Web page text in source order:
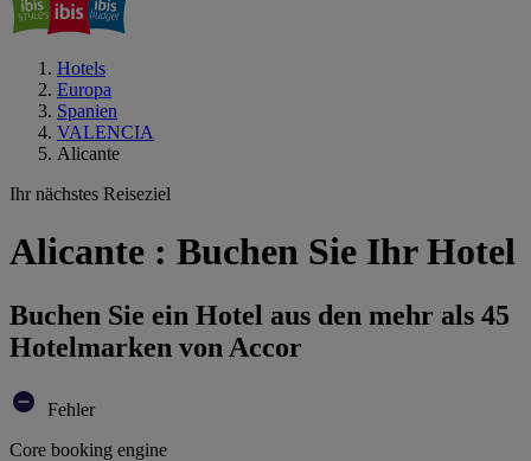
Hotels
Europa
Spanien
VALENCIA
Alicante
Ihr nächstes Reiseziel
Alicante : Buchen Sie Ihr Hotel
Buchen Sie ein Hotel aus den mehr als 45
Hotelmarken von Accor
Fehler
Core booking engine